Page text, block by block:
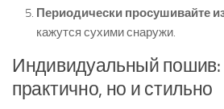
Периодически просушивайте
кажутся сухими снаружи.
Индивидуальный пошив:
практично, но и стильно